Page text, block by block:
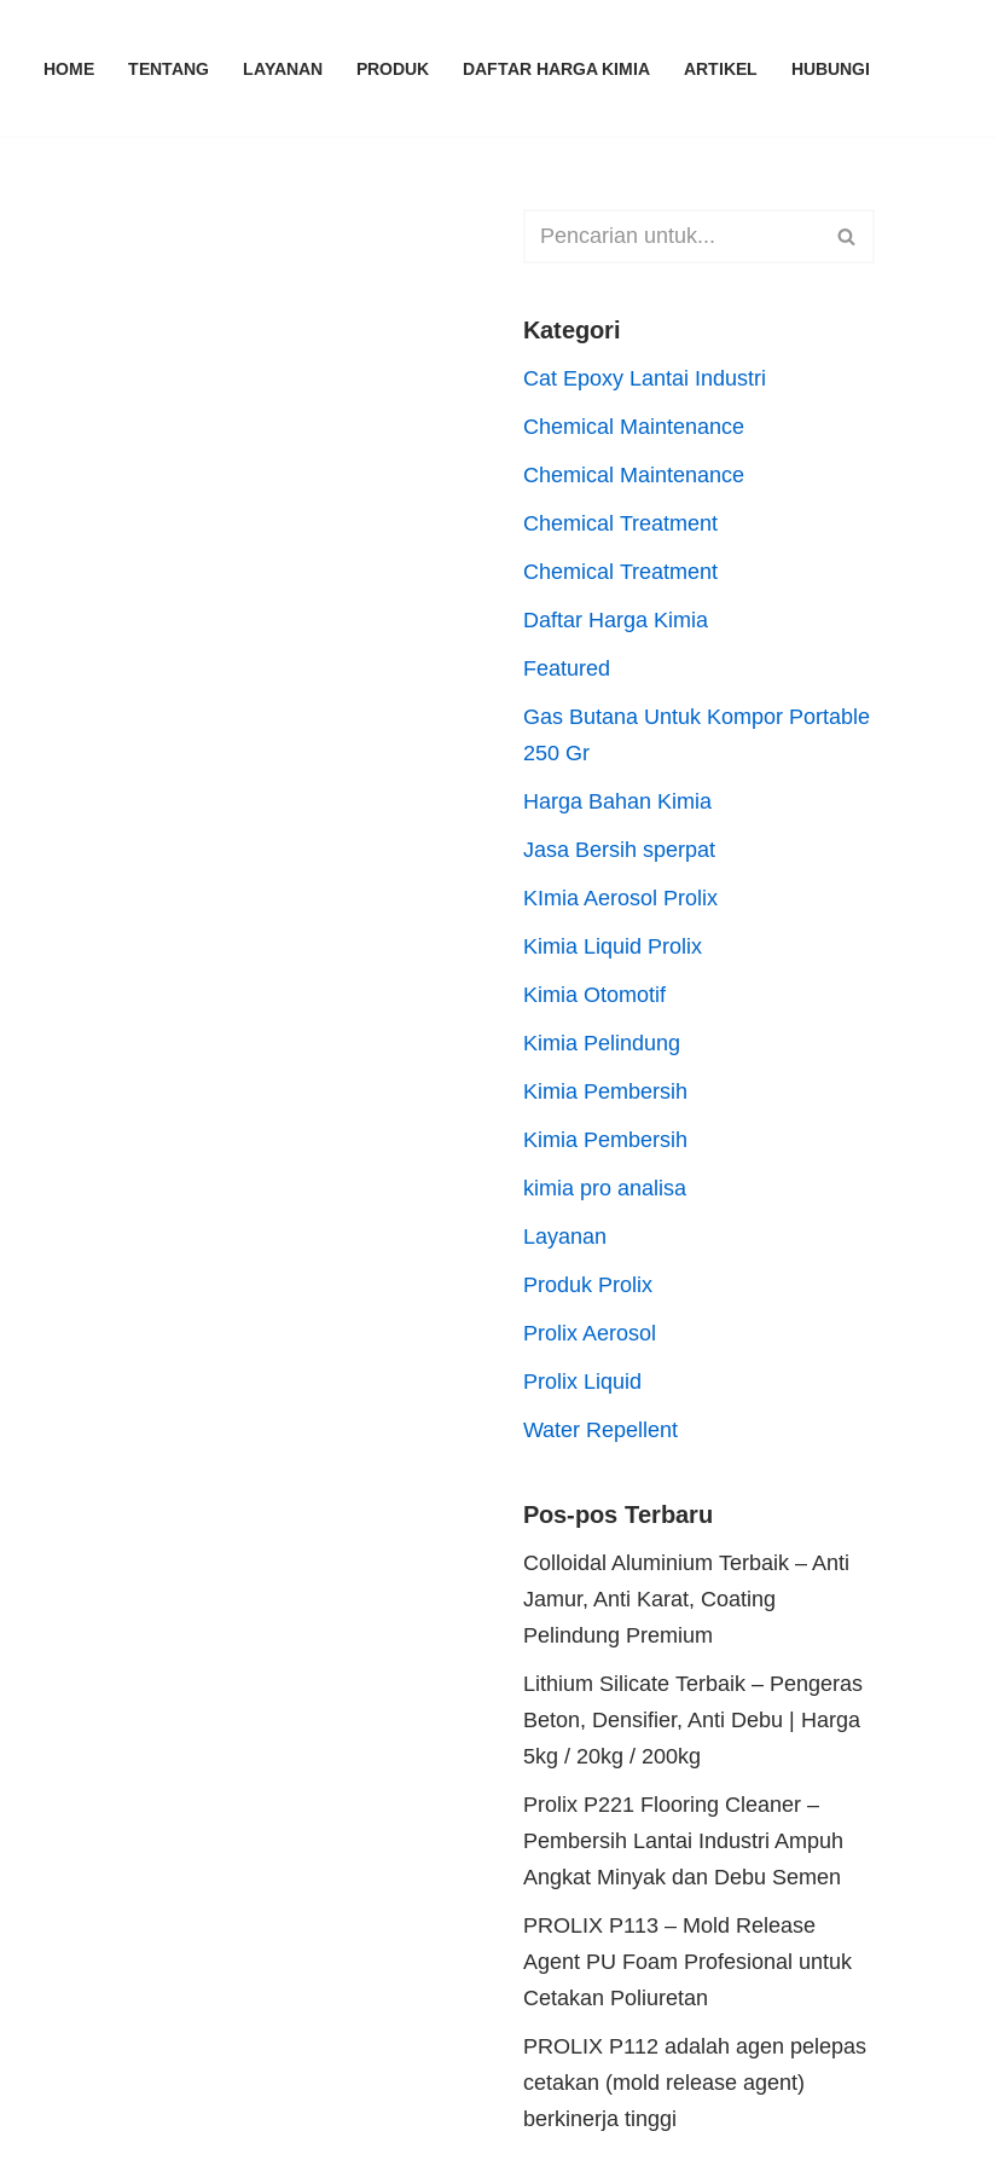
HOME TENTANG LAYANAN PRODUK DAFTAR HARGA KIMIA ARTIKEL HUBUNGI
Kategori
Cat Epoxy Lantai Industri
Chemical Maintenance
Chemical Maintenance
Chemical Treatment
Chemical Treatment
Daftar Harga Kimia
Featured
Gas Butana Untuk Kompor Portable
250 Gr
Harga Bahan Kimia
Jasa Bersih sperpat
KImia Aerosol Prolix
Kimia Liquid Prolix
Kimia Otomotif
Kimia Pelindung
Kimia Pembersih
Kimia Pembersih
kimia pro analisa
Layanan
Produk Prolix
Prolix Aerosol
Prolix Liquid
Water Repellent
Pos-pos Terbaru
Colloidal Aluminium Terbaik – Anti
Jamur, Anti Karat, Coating
Pelindung Premium
Lithium Silicate Terbaik – Pengeras
Beton, Densifier, Anti Debu | Harga
5kg / 20kg / 200kg
Prolix P221 Flooring Cleaner –
Pembersih Lantai Industri Ampuh
Angkat Minyak dan Debu Semen
PROLIX P113 – Mold Release
Agent PU Foam Profesional untuk
Cetakan Poliuretan
PROLIX P112 adalah agen pelepas
cetakan (mold release agent)
berkinerja tinggi